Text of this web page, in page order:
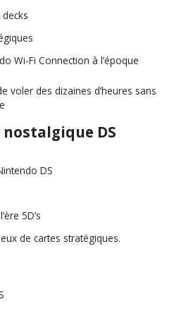
Wi-Fi Connection à l’époque
voler des dizaines d’heures sans
DS
DS
5D’s
de cartes stratégiques.